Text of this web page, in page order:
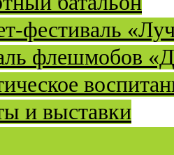
фестиваль
флешмобов
и выставки